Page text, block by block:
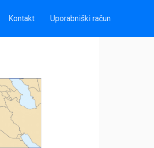
Kontakt Uporabniški račun